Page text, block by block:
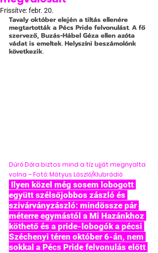
Frissítve:febr. 20.
Tavaly október elején a tiltás ellenére
megtartották a Pécs Pride felvonulást. A fő
szervező, Buzás-Hábel Géza ellen azóta
vádat is emeltek. Helyszíni beszámolónk
következik.
Dúró Dóra biztos mind a tíz ujját megnyalta
volna – Fotó: Mátyus László/Klubrádió
együtt szélsőjobbos zászló és
szivárványzászló: mindössze pár
méterre egymástól a Mi Hazánkhoz
köthető és a pride-lobogók a pécsi
Széchenyi téren október 6-án, nem
sokkal a Pécs Pride felvonulás előtt